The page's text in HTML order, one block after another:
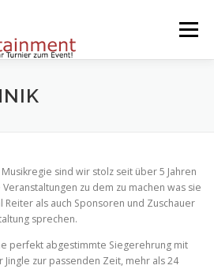
Menü
EVENTS BY WWB
sind wir stolz seit über 5 Jahren
zu dem zu machen was sie
als auch Sponsoren und Zuschauer
sprechen.
perfekt abgestimmte Siegerehrung mit
zur passenden Zeit, mehr als 24